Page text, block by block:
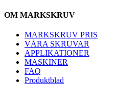
OM MARKSKRUV
MARKSKRUV PRIS
VÅRA SKRUVAR
APPLIKATIONER
MASKINER
FAQ
Produktblad